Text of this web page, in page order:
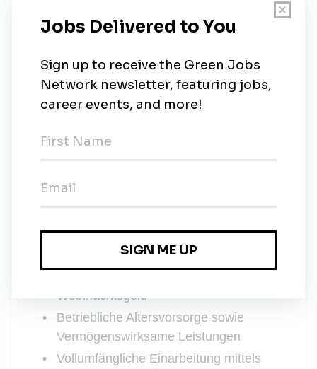
Ausgeprägte Sozialkompetenz, insb.
Hohe Kommunikationsfähigkeit als
auch hohes
Verantwortungsbewusstsein
Wochenenden und am Abend
Was uns auszeichnet:
Arbeitsplatz in einzigartiger Kulisse
mitten in Hannover
Weihnachtsgeld
Betriebliche Altersvorsorge sowie
Vermögenswirksame Leistungen
Vollumfängliche Einarbeitung mittels